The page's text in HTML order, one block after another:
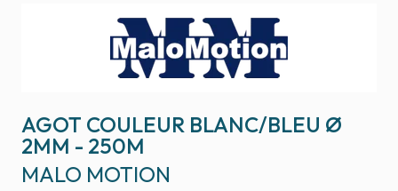
AGOT COULEUR BLANC/BLEU Ø
2MM - 250M
MALO MOTION